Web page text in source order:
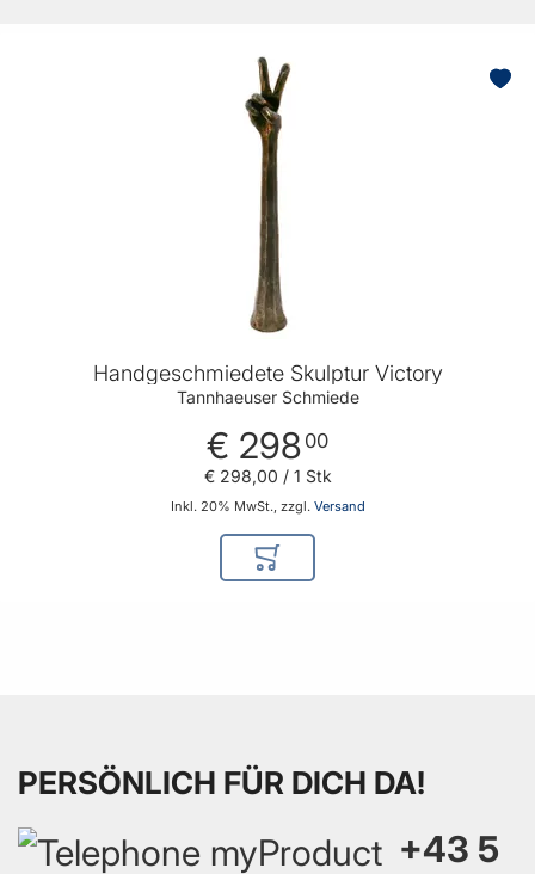
Handgeschmiedete Skulptur Victory
Tannhaeuser Schmiede
€ 298 00
Inkl. 20% MwSt., zzgl. Versand
€ 298,00 / 1 Stk
In den Warenkorb
PERSÖNLICH FÜR DICH DA!
+43 5